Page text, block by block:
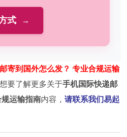
式 →
寄到国外怎么发？ 专业合规运输
要了解更多关于手机国际快递邮
运输指南内容，请联系我们易起